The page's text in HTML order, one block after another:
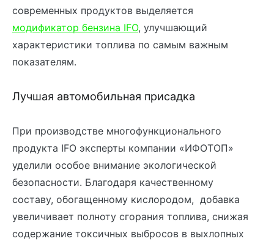
современных продуктов выделяется
модификатор бензина IFO, улучшающий
характеристики топлива по самым важным
показателям.
Лучшая автомобильная присадка
При производстве многофункционального
продукта IFO эксперты компании «ИФОТОП»
уделили особое внимание экологической
безопасности. Благодаря качественному
составу, обогащенному кислородом, добавка
увеличивает полноту сгорания топлива, снижая
содержание токсичных выбросов в выхлопных